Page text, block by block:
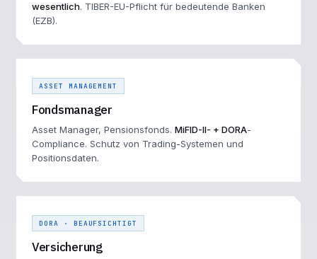
wesentlich. TIBER-EU-Pflicht für bedeutende Banken
(EZB).
ASSET MANAGEMENT
Fondsmanager
Asset Manager, Pensionsfonds. MiFID-II- + DORA-
Compliance. Schutz von Trading-Systemen und
Positionsdaten.
DORA · BEAUFSICHTIGT
Versicherung